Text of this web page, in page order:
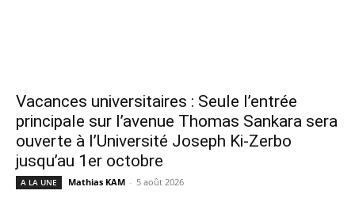
Vacances universitaires : Seule l’entrée
principale sur l’avenue Thomas Sankara sera
ouverte à l’Université Joseph Ki-Zerbo
jusqu’au 1er octobre
A LA UNE Mathias KAM - 5 août 2026